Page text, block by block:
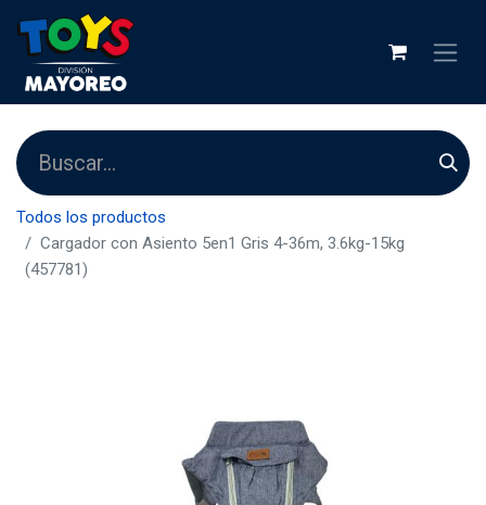
Todos los productos
Cargador con Asiento 5en1 Gris 4-36m, 3.6kg-15kg
(457781)